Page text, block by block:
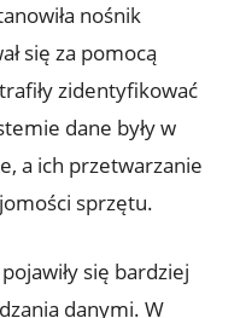
‌nośnik​
się za pomocą
zidentyfikować
dane ⁣były w
a ich przetwarzanie
sprzętu.
się‌ bardziej
⁢danymi. W‌